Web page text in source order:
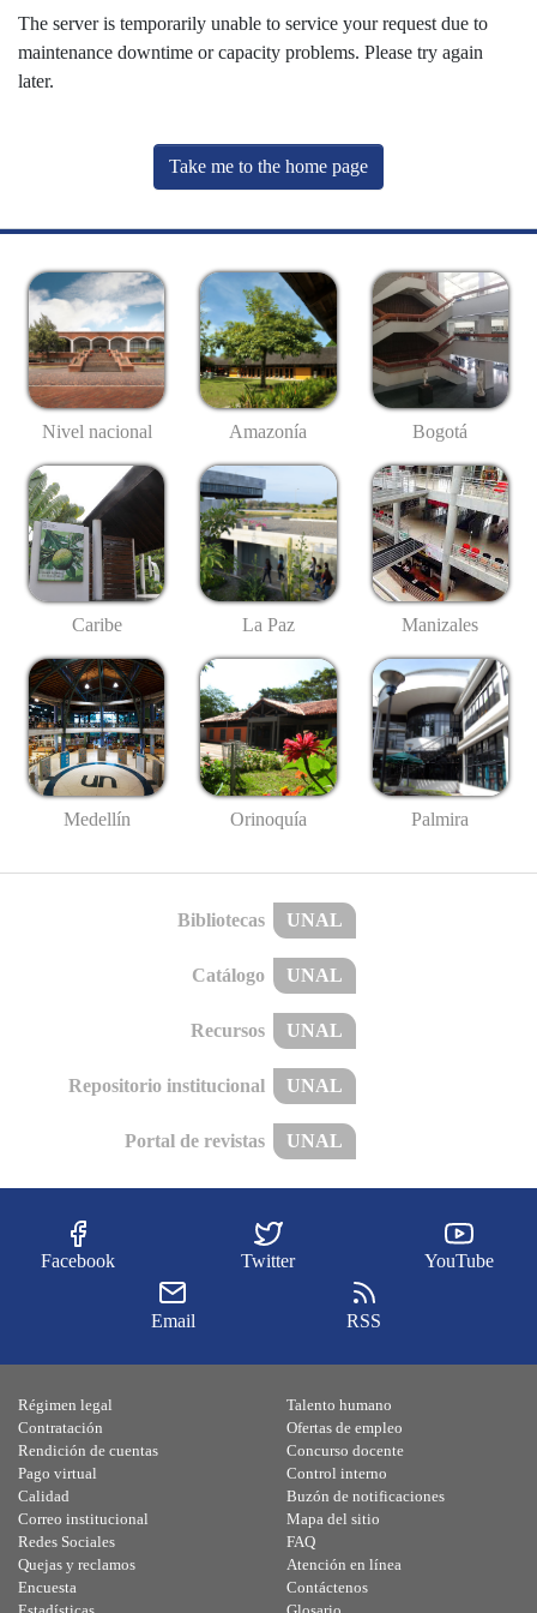
The server is temporarily unable to service your request due to
maintenance downtime or capacity problems. Please try again
later.
Take me to the home page
Nivel nacional Amazonía Bogotá
Caribe La Paz Manizales
Medellín Orinoquía Palmira
Bibliotecas UNAL
Catálogo UNAL
Recursos UNAL
Repositorio institucional UNAL
Portal de revistas UNAL
Facebook Twitter YouTube
Email RSS
Régimen legal
Contratación
Rendición de cuentas
Pago virtual
Calidad
Talento humano
Ofertas de empleo
Concurso docente
Control interno
Buzón de notificaciones
Correo institucional
Redes Sociales
Quejas y reclamos
Encuesta
Mapa del sitio
FAQ
Atención en línea
Contáctenos